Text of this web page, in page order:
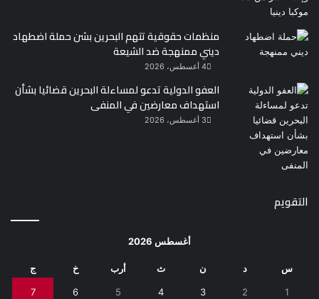
منظمات حقوقية تتهم البحرين بشن حملة اضطهاد
ديني ممنهجة ضد الشيعة
4 أغسطس، 2026
العفو الدولية تدعو لمساءلة البحرين قضائيا بشأن
استهداف معارضين في المنفى
3 أغسطس، 2026
التقويم
أغسطس 2026
س د ن ث أرب خ ج
1
2
3
4
5
6
7